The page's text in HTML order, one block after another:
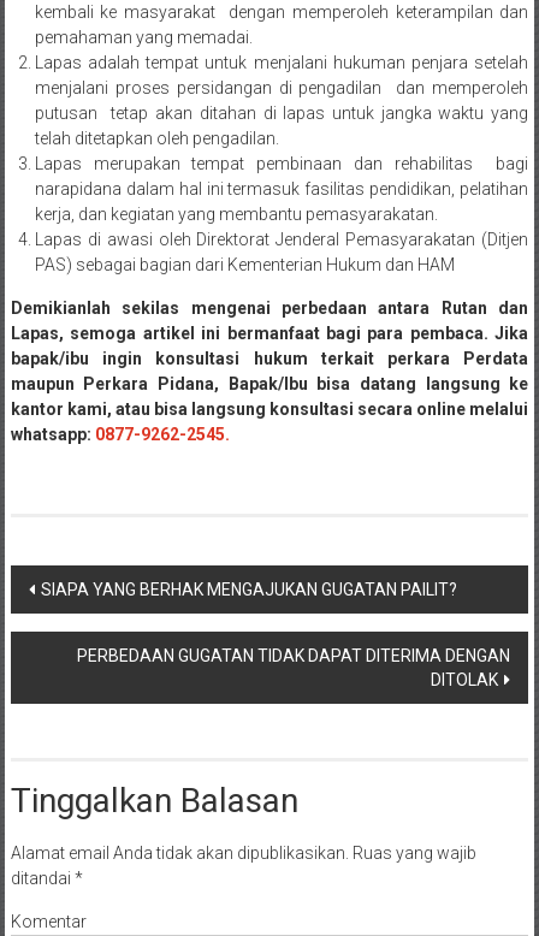
Selatan/Padang
barat/
Padang
Utara/
Kota
Padang/
Sumatera
Barat/
Pariaman/
Bukittinggi/
Padang
panjang/
Kayutanam/
Baso/
Payakumbung/
Tanjung
air/
Pasaman/
Kapur
Riau/
Duri/
Dumai
Pangkal
Pinang/
Sulawesi,
kembali ke masyarakat dengan memperoleh keterampilan dan
pemahaman yang memadai.
Lapas adalah tempat untuk menjalani hukuman penjara setelah
menjalani proses persidangan di pengadilan dan memperoleh
putusan tetap akan ditahan di lapas untuk jangka waktu yang
telah ditetapkan oleh pengadilan.
Lapas merupakan tempat pembinaan dan rehabilitas bagi
narapidana dalam hal ini termasuk fasilitas pendidikan, pelatihan
kerja, dan kegiatan yang membantu pemasyarakatan.
Lapas di awasi oleh Direktorat Jenderal Pemasyarakatan (Ditjen
PAS) sebagai bagian dari Kementerian Hukum dan HAM
Demikianlah sekilas mengenai perbedaan antara Rutan dan
Lapas, semoga artikel ini bermanfaat bagi para pembaca. Jika
bapak/ibu ingin konsultasi hukum terkait perkara Perdata
maupun Perkara Pidana, Bapak/Ibu bisa datang langsung ke
kantor kami, atau bisa langsung konsultasi secara online melalui
whatsapp: 0877-9262-2545.
Navigasi
pos
SIAPA YANG BERHAK MENGAJUKAN GUGATAN PAILIT?
PERBEDAAN GUGATAN TIDAK DAPAT DITERIMA DENGAN
DITOLAK
Tinggalkan Balasan
Alamat email Anda tidak akan dipublikasikan. Ruas yang wajib
ditandai *
Komentar